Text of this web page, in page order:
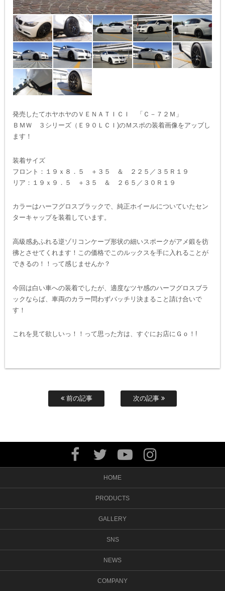
発売したてホヤホヤのＶＥＮＡＴＩＣＩ 「Ｃ－７２Ｍ」
ＢＭＷ ３シリーズ（Ｅ９０ＬＣＩ)のＭスポの装着画像をアップし
ます！
装着サイズ
フロント：１９ｘ８．５ ＋３５ ＆ ２２５／３５Ｒ１９
リア：１９ｘ９．５ ＋３５ ＆ ２６５／３０Ｒ１９
カラーはハーフグロスブラックで、純正ホイールについていたセン
ターキャップを装着しています。
高級感あふれる逆ゾリコンケーブ形状の細いスポークがアメ鍛を彷
彿とさせてくれます！この価格でこのルックスを手に入れることが
できるの！！って感じませんか？
今回は白い車への装着でしたが、適度なツヤ感のハーフグロスブラ
ックならば、車両のカラー問わずバッチリ決まること請け合いで
す！
これを見て欲しいっ！！って思った方は、すぐにお店にＧｏ！!
前の記事 次の記事
HOME
PRODUCTS
GALLERY
SNS
NEWS
COMPANY